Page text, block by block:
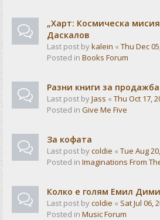
„Харт: Космическа
Даскалов
Last post bykalein « Thu Dec
Posted in Books Forum
Разни книги за продажба
Last post byJass « Thu Oct 17,
Posted in Give Me Five
За кофата
Last post bycoldie « Tue Aug
Posted in Imaginations From
Колко е голям Емил
Last post bycoldie « Sat Jul 06,
Posted in Music Forum